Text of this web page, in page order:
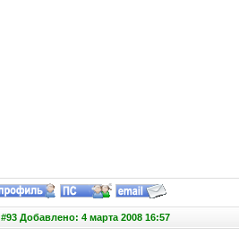
#93 Добавлено: 4 марта 2008 16:57